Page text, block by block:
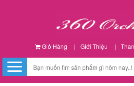
Giỏ Hàng | Giới Thiệu |